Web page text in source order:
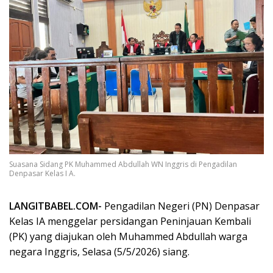
Suasana Sidang PK Muhammed Abdullah WN Inggris di Pengadilan
Denpasar Kelas I A.
LANGITBABEL.COM- Pengadilan Negeri (PN) Denpasar
Kelas IA menggelar persidangan Peninjauan Kembali
(PK) yang diajukan oleh Muhammed Abdullah warga
negara Inggris, Selasa (5/5/2026) siang.